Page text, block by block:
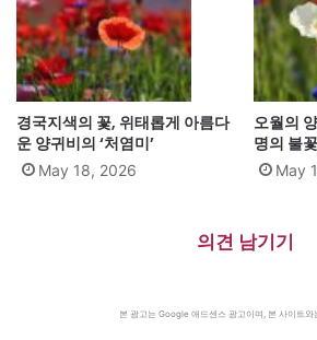
경국지색의 꽃, 위태롭게 아름다
운 양귀비의 ‘처염미’
May 18, 2026
오월의
명의 불
May
의견 남기기
본 광고는 Google 애드센스 광고이며, 본 사이트와